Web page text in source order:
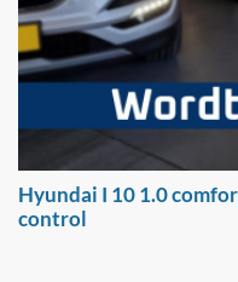
Hyundai I 10 1.0
control